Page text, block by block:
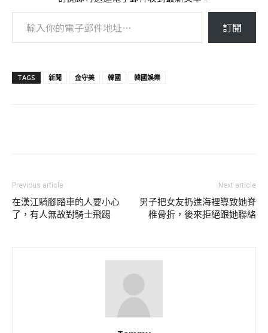
輸入你的電子郵件地址…
訂閱
TAGS 新聞 金守美 韓國 韓國娛樂
Previous article
在漢江騎腳踏車的人要小心
了，有人無故對騎士飛踢
Next article
男子把女友扔進海裡導致她脊
椎骨折，後來拒絕跟她聯絡